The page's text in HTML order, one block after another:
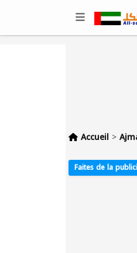
Accueil >
Faites de la